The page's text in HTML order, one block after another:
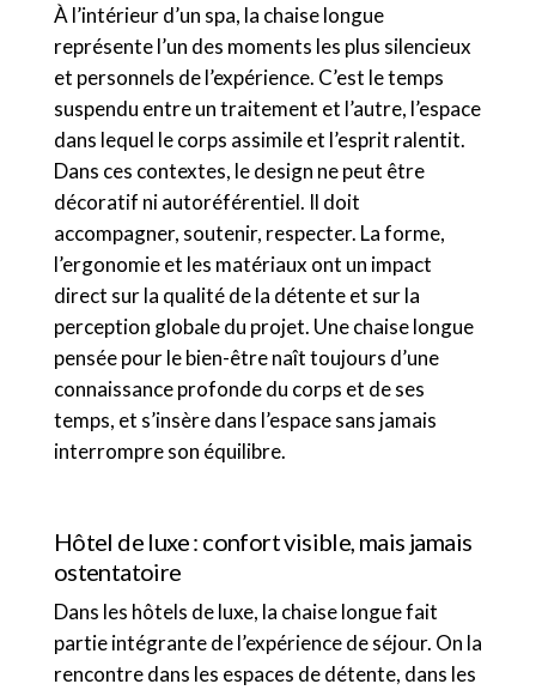
À l’intérieur d’un spa, la chaise longue
représente l’un des moments les plus silencieux
et personnels de l’expérience. C’est le temps
suspendu entre un traitement et l’autre, l’espace
dans lequel le corps assimile et l’esprit ralentit.
Dans ces contextes, le design ne peut être
décoratif ni autoréférentiel. Il doit
accompagner, soutenir, respecter. La forme,
l’ergonomie et les matériaux ont un impact
direct sur la qualité de la détente et sur la
perception globale du projet. Une chaise longue
pensée pour le bien-être naît toujours d’une
connaissance profonde du corps et de ses
temps, et s’insère dans l’espace sans jamais
interrompre son équilibre.
Hôtel de luxe : confort visible, mais jamais
ostentatoire
Dans les hôtels de luxe, la chaise longue fait
partie intégrante de l’expérience de séjour. On la
rencontre dans les espaces de détente, dans les